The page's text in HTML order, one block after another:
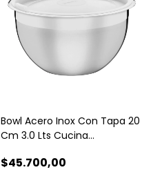
Bowl Acero Inox Con Tapa 20
Cm 3.0 Lts Cucina
$45.700,00